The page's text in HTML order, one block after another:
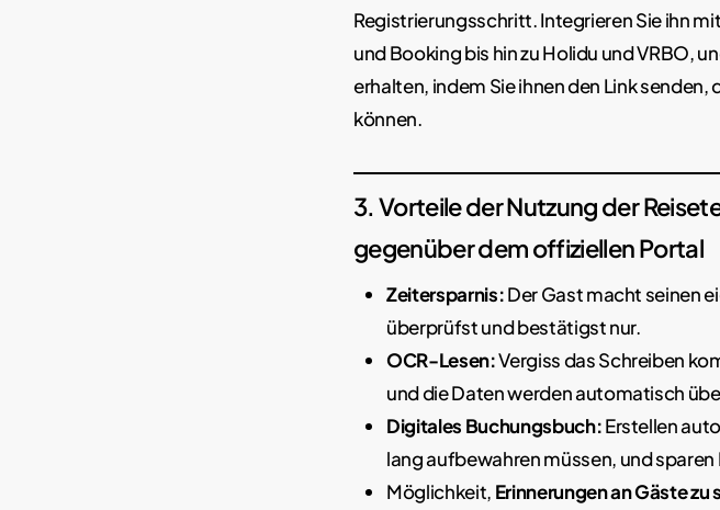
Registrierungsschritt. Integrieren Sie ihn
und Booking bis hin zu Holidu und VRBO,
erhalten, indem Sie ihnen den Link
können.
3. Vorteile der Nutzung der
gegenüber dem offiziellen Portal
Zeitersparnis:Der Gast macht seinen
überprüfst und bestätigst nur.
OCR-Lesen:Vergiss das Schreiben
und die Daten werden automatisch
Digitales Buchungsbuch:Erstellen
lang aufbewahren müssen, und sparen
Möglichkeit, Erinnerungen an Gäste zu